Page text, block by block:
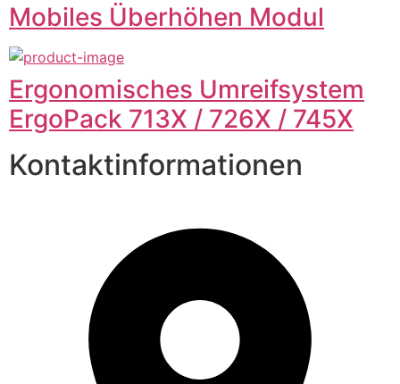
Mobiles Überhöhen Modul
Ergonomisches Umreifsystem
ErgoPack 713X / 726X / 745X
Kontaktinformationen